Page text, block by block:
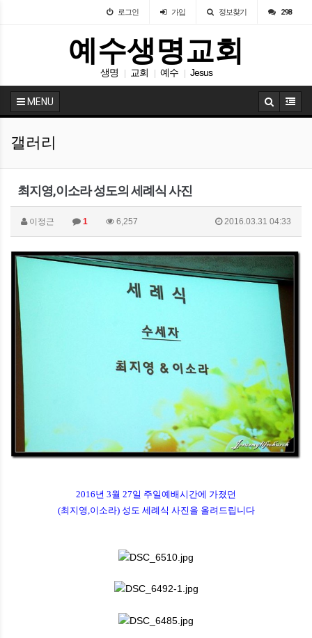
로그인 가입 정보찾기 298
예수생명교회
생명 교회 예수 Jesus
MENU
갤러리
최지영,이소라 성도의 세례식 사진
이정근 1 6,257 2016.03.31 04:33
2016년 3월 27일 주일예배시간에 가졌던
(최지영,이소라) 성도 세례식 사진을 올려드립니다